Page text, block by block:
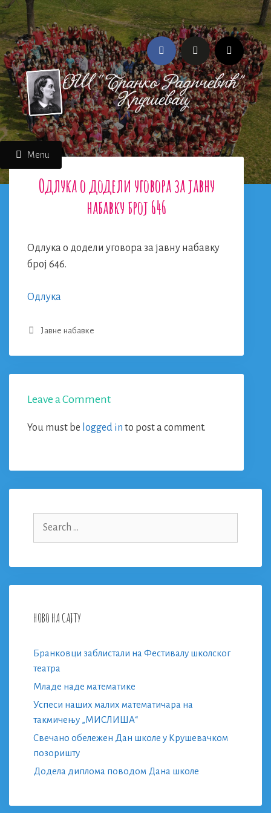
Skip
to
content
Menu
Одлука о додели уговора за јавну
набавку број 646
Одлука о додели уговора за јавну набавку
број 646.
Одлука
Categories
Јавне набавке
Leave a Comment
You must be logged in to post a comment.
НОВО НА САЈТУ
Бранковци заблистали на Фестивалу школског
театра
Младе наде математике
Успеси наших малих математичара на
такмичењу „МИСЛИША“
Свечано обележен Дан школе у Крушевачком
позоришту
Додела диплома поводом Дана школе